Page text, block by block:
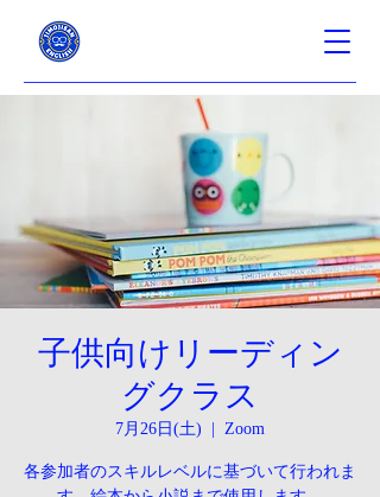
子供向けリーディン
グクラス
7月26日(土) Zoom
各参加者のスキルレベルに基づいて行われま